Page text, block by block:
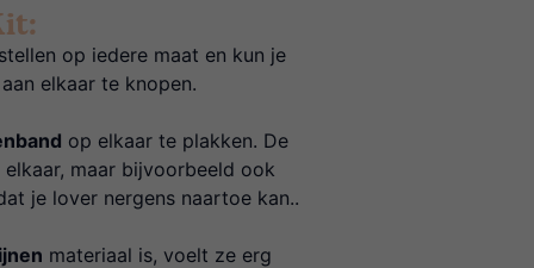
op iedere maat en kun je
elkaar te knopen.
op elkaar te plakken. De
maar bijvoorbeeld ook
je lover nergens naartoe kan..
materiaal is, voelt ze erg